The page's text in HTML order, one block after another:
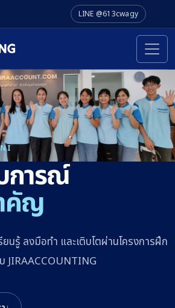
LINE @613cwagy
การณ์
คัญ
นรู้ ลงมือทำ และเติบโตผ่านโครงการฝึก
JIRAACCOUNTING